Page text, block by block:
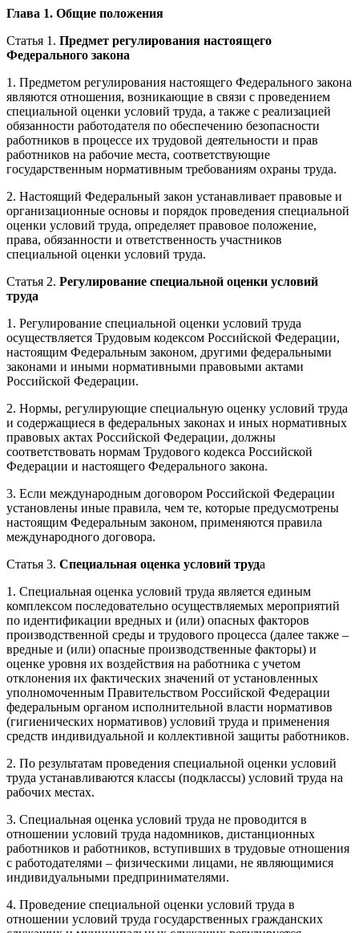
Глава 1. Общие положения
Статья 1. Предмет регулирования настоящего
Федерального закона
1. Предметом регулирования настоящего Федерального закона
являются отношения, возникающие в связи с проведением
специальной оценки условий труда, а также с реализацией
обязанности работодателя по обеспечению безопасности
работников в процессе их трудовой деятельности и прав
работников на рабочие места, соответствующие
государственным нормативным требованиям охраны труда.
2. Настоящий Федеральный закон устанавливает правовые и
организационные основы и порядок проведения специальной
оценки условий труда, определяет правовое положение,
права, обязанности и ответственность участников
специальной оценки условий труда.
Статья 2. Регулирование специальной оценки условий
труда
1. Регулирование специальной оценки условий труда
осуществляется Трудовым кодексом Российской Федерации,
настоящим Федеральным законом, другими федеральными
законами и иными нормативными правовыми актами
Российской Федерации.
2. Нормы, регулирующие специальную оценку условий труда
и содержащиеся в федеральных законах и иных нормативных
правовых актах Российской Федерации, должны
соответствовать нормам Трудового кодекса Российской
Федерации и настоящего Федерального закона.
3. Если международным договором Российской Федерации
установлены иные правила, чем те, которые предусмотрены
настоящим Федеральным законом, применяются правила
международного договора.
Статья 3. Специальная оценка условий труда
1. Специальная оценка условий труда является единым
комплексом последовательно осуществляемых мероприятий
по идентификации вредных и (или) опасных факторов
производственной среды и трудового процесса (далее также –
вредные и (или) опасные производственные факторы) и
оценке уровня их воздействия на работника с учетом
отклонения их фактических значений от установленных
уполномоченным Правительством Российской Федерации
федеральным органом исполнительной власти нормативов
(гигиенических нормативов) условий труда и применения
средств индивидуальной и коллективной защиты работников.
2. По результатам проведения специальной оценки условий
труда устанавливаются классы (подклассы) условий труда на
рабочих местах.
3. Специальная оценка условий труда не проводится в
отношении условий труда надомников, дистанционных
работников и работников, вступивших в трудовые отношения
с работодателями – физическими лицами, не являющимися
индивидуальными предпринимателями.
4. Проведение специальной оценки условий труда в
отношении условий труда государственных гражданских